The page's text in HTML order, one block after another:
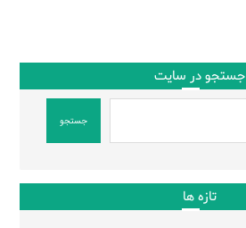
جستجو در سایت
جستجو
تازه ها